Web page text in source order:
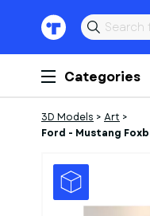
Categories
3D Models > Art >
Ford - Mustang